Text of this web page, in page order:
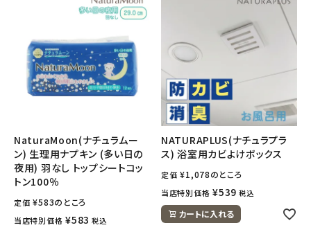
NaturaMoon(ナチュラムー
ン) 生理用ナプキン (多い日の
夜用) 羽なし トップシートコッ
トン100％
定価 ¥583のところ
当店特別価格 ¥583 税込
NATURAPLUS(ナチュラプラ
ス) 浴室用カビよけボックス
定価 ¥1,078のところ
当店特別価格 ¥539 税込
カートに入れる